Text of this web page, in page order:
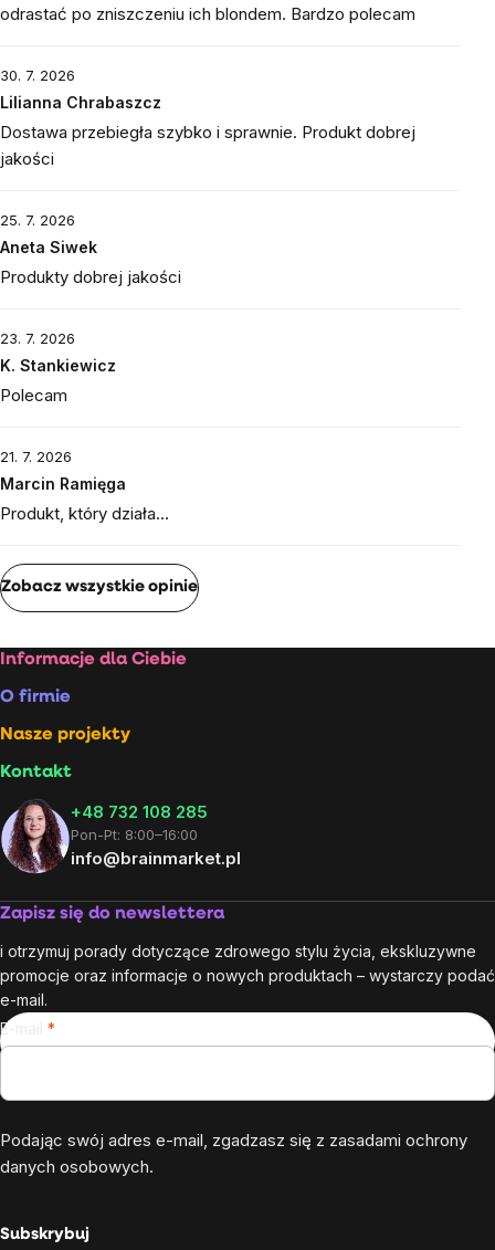
odrastać po zniszczeniu ich blondem. Bardzo polecam
30. 7. 2026
Lilianna Chrabaszcz
Dostawa przebiegła szybko i sprawnie. Produkt dobrej
jakości
25. 7. 2026
Aneta Siwek
Produkty dobrej jakości
23. 7. 2026
K. Stankiewicz
Polecam
21. 7. 2026
Marcin Ramięga
Produkt, który działa…
Zobacz wszystkie opinie
Stopka
Informacje dla Ciebie
O firmie
Nasze projekty
Kontakt
+48 732 108 285
Pon-Pt: 8:00–16:00
info@brainmarket.pl
Zapisz się do newslettera
i otrzymuj porady dotyczące zdrowego stylu życia, ekskluzywne
promocje oraz informacje o nowych produktach – wystarczy podać
e-mail.
E-mail
Podając swój adres e-mail, zgadzasz się z zasadami ochrony
danych osobowych.
Subskrybuj